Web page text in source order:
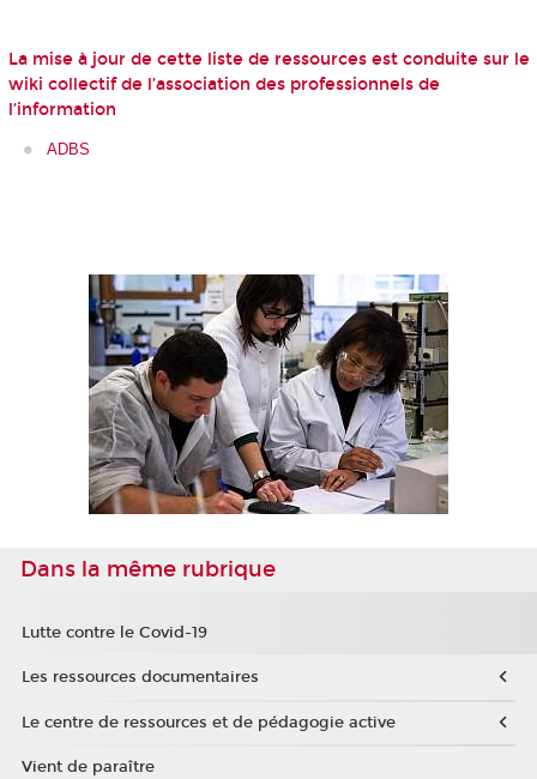
La mise à jour de cette liste de ressources est conduite sur le
wiki collectif de l’association des professionnels de
l’information
ADBS
Dans la même rubrique
Lutte contre le Covid-19
Les ressources documentaires
Le centre de ressources et de pédagogie active
Vient de paraître